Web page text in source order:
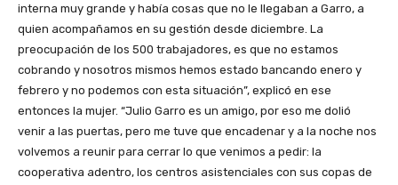
interna muy grande y había cosas que no le llegaban a Garro, a
quien acompañamos en su gestión desde diciembre. La
preocupación de los 500 trabajadores, es que no estamos
cobrando y nosotros mismos hemos estado bancando enero y
febrero y no podemos con esta situación”, explicó en ese
entonces la mujer. “Julio Garro es un amigo, por eso me dolió
venir a las puertas, pero me tuve que encadenar y a la noche nos
volvemos a reunir para cerrar lo que venimos a pedir: la
cooperativa adentro, los centros asistenciales con sus copas de